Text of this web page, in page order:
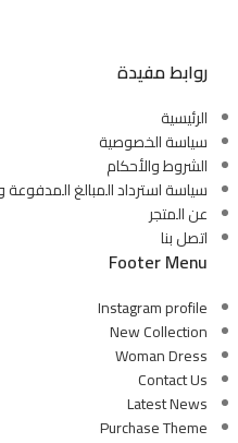
روابط مفيدة
الرئيسية
سياسة الخصوصية
الشروط والأحكام
سياسة استرداد المبالغ المدفوعة
عن المتجر
اتصل بنا
Footer Menu
Instagram profile
New Collection
Woman Dress
Contact Us
Latest News
Purchase Theme